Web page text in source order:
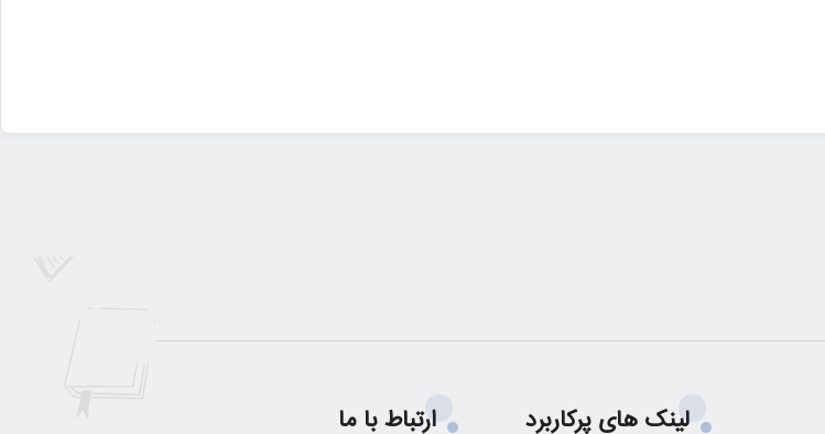
لینک های پرکاربرد ارتباط با ما